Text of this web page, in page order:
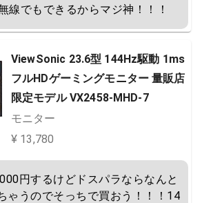
線でもできるからマジ神！！！
ViewSonic 23.6型 144Hz駆動 1ms
フルHDゲーミングモニター 量販店
限定モデル VX2458-MHD-7
モニター
¥ 13,780
円するけどドスパラならなんと
ゃうのでそっちで買おう！！！14